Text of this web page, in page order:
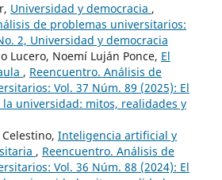
Universidad y democracia ,
de problemas universitarios:
2, Universidad y democracia
Lucero, Noemí Luján Ponce, El
, Reencuentro. Análisis de
Vol. 37 Núm. 89 (2025): El
universidad: mitos, realidades y
Inteligencia artificial y
, Reencuentro. Análisis de
Vol. 36 Núm. 88 (2024): El